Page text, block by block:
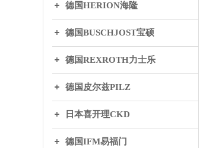
德国HERION海隆
德国BUSCHJOST宝硕
德国REXROTH力士乐
德国皮尔兹PILZ
日本喜开理CKD
德国IFM易福门